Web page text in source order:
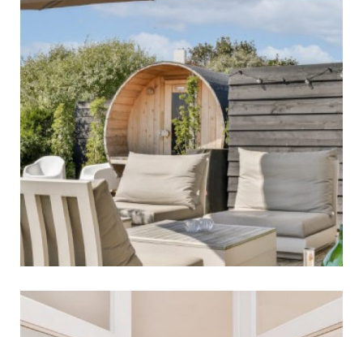
איך לבנות פינה עבודה
מושלמת מהחצר שלכם?
מימי הקורונה היכולת והצורך לעבוד מהבית נהפכו
לחלק לבתי נפרד מהחיים שלנו. המסגרת המשפחתית
שלנו בבית לצד הצורך לעבוד גורמת